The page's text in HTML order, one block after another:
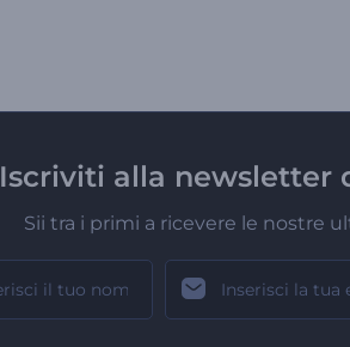
Iscriviti alla newsletter
Sii tra i primi a ricevere le nostre